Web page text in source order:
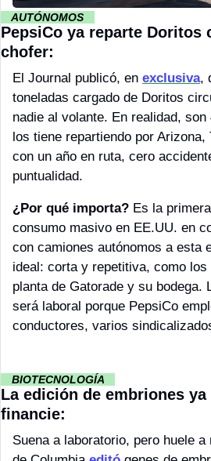
AUTÓNOMOS
PepsiCo ya reparte Doritos
chofer:
El Journal publicó, en exclusiva,
toneladas cargado de Doritos
nadie al volante. En realidad,
los tiene repartiendo por
con un año en ruta, cero
puntualidad.
¿Por qué importa? Es la
consumo masivo en EE.UU. en
con camiones autónomos a esta
ideal: corta y repetitiva, como los
planta de Gatorade y su bodega.
será laboral porque PepsiCo
conductores, varios
BIOTECNOLOGÍA
La edición de embriones
financie:
Suena a laboratorio, pero huele a